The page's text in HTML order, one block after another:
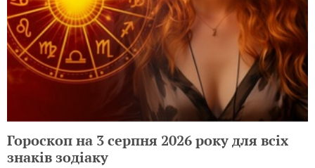
Гороскоп на 3 серпня 2026 року для всіх
знаків зодіаку